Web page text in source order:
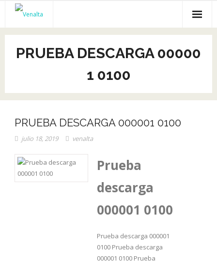
Inicio
Venalta
Empleo
Recursos gratis
Empresas
PRUEBA DESCARGA 00000
1 0100
PRUEBA DESCARGA 000001 0100
julio 18, 2019 venalta
Prueba
descarga
000001 0100
Prueba descarga 000001
0100 Prueba descarga
000001 0100 Prueba